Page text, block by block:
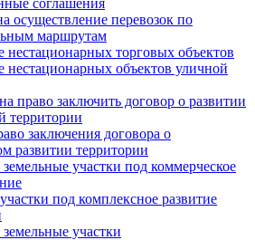
осуществление перевозок по
маршрутам
нестационарных торговых объектов
нестационарных объектов уличной
право заключить договор о развитии
территории
заключения договора о
развитии территории
участки под коммерческое
под комплексное развитие
участки